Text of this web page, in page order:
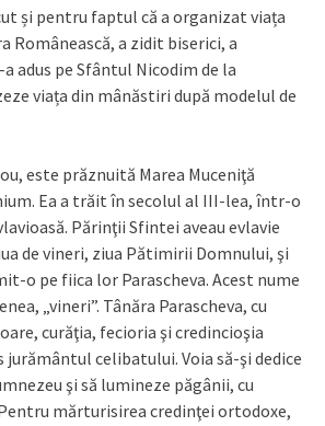
și pentru faptul că a organizat viața
Românească, a zidit biserici, a
adus pe Sfântul Nicodim de la
viața din mânăstiri după modelul de
este prăznuită Marea Muceniţă
Ea a trăit în secolul al III-lea, într-o
Părinţii Sfintei aveau evlavie
de vineri, ziua Pătimirii Domnului, şi
o pe fiica lor Parascheva. Acest nume
„vineri”. Tânăra Parascheva, cu
curăţia, fecioria şi credincioşia
jurământul celibatului. Voia să-şi dedice
şi să lumineze păgânii, cu
mărturisirea credinţei ortodoxe,